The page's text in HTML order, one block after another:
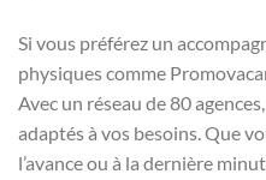
Si vous préférez un
physiques comme
Avec un réseau de 80
adaptés à vos besoins. Que
l’avance ou à la dernière